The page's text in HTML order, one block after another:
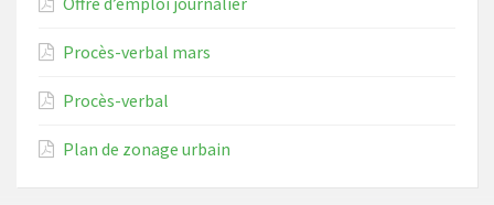
Procès-verbal mars
Procès-verbal
Plan de zonage urbain